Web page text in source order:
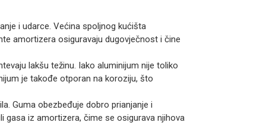
i udarce. Većina spoljnog kućišta
amortizera osiguravaju dugovječnost i čine
lakšu težinu. Iako aluminijum nije toliko
je takođe otporan na koroziju, što
Guma obezbeđuje dobro prianjanje i
gasa iz amortizera, čime se osigurava njihova